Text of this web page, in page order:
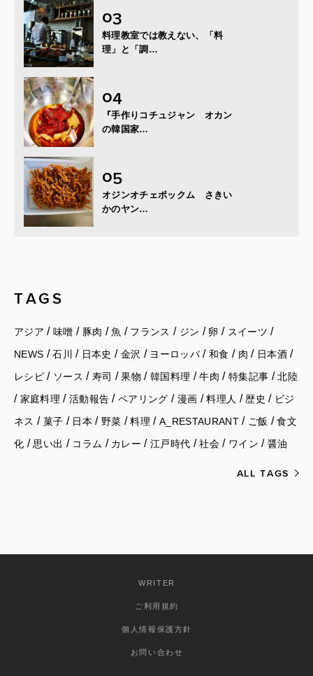
料理教室では教えない、「料
理」と「調…
『手作りコチュジャン オカン
の韓国家…
オジンオチェポックム さきい
かのヤン…
TAGS
アジア / 味噌 / 豚肉 /魚 / フランス / ジン / 卵 / スイーツ /
NEWS /石川 / 日本史 / 金沢 / ヨーロッパ / 和食 / 肉 / 日本酒/
レシピ/ ソース / 寿司 /果物 /韓国料理 /牛肉 / 特集記事 /北陸
/ 家庭料理 / 活動報告 /ペアリング / 漫画 /料理人 / 歴史 / ビジ
ネス / 菓子 / 日本 / 野菜 /料理 /A_RESTAURANT/ ご飯 /食文
化 / 思い出 / コラム / カレー /江戸時代 /社会 / ワイン / 醤油
ALL TAGS
WRITER
ご利用規約
個人情報保護方針
お問い合わせ